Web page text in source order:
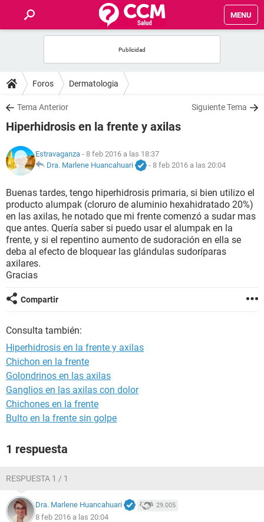
MENU
FOROS
SALUD
FAMILIA
NUTRICIÓN
BIENESTAR
SEXUALIDAD
GLOSARIO
Foros Dermatologia
Tema Anterior Siguiente Tema
Hiperhidrosis en la frente y axilas
Estravaganza - 8 feb 2016 a las 18:37
Dra. Marlene Huancahuari
- 8 feb 2016 a las 20:04
Buenas tardes, tengo hiperhidrosis primaria, si bien utilizo el
producto alumpak (cloruro de aluminio hexahidratado 20%)
en las axilas, he notado que mi frente comenzó a sudar mas
que antes. Quería saber si puedo usar el alumpak en la
frente, y si el repentino aumento de sudoración en ella se
deba al efecto de bloquear las glándulas sudoríparas
axilares.
Gracias
Compartir
Consulta también:
Hiperhidrosis en la frente y axilas
Chichon en la frente
Golondrinos en las axilas
Ganglios en las axilas con dolor
Chichones en la frente
Bulto en la frente sin golpe
1 respuesta
RESPUESTA 1 / 1
Dra. Marlene Huancahuari 29.005
8 feb 2016 a las 20:04